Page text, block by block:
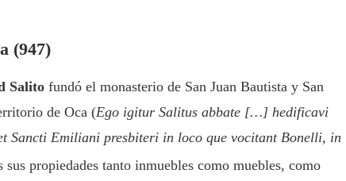
(947)
Salito fundó el monasterio de San Juan Bautista y San
de Oca (Ego igitur Salitus abbate […] hedificavi
Sancti Emiliani presbiteri in loco que vocitant Bonelli, in
sus propiedades tanto inmuebles como muebles, como